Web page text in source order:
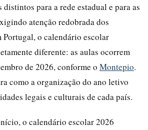
para a rede estadual e para as
atenção redobrada dos
Portugal, o calendário escolar
diferente: as aulas ocorrem
de 2026, conforme o Montepio.
como a organização do ano letivo
legais e culturais de cada país.
o calendário escolar 2026